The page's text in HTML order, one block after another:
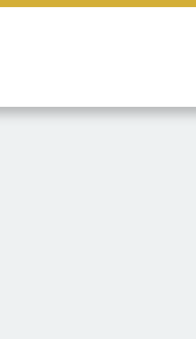
terceiros. Leia mais em